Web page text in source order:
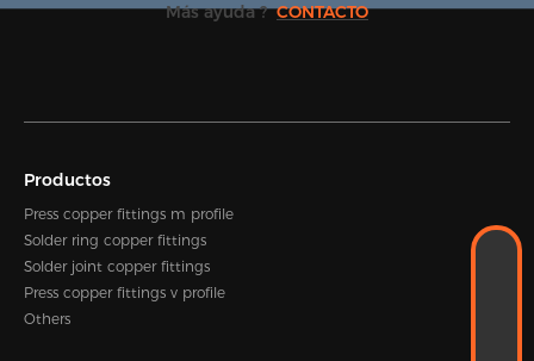
Más ayuda ?CONTACTO
Productos
Press copper fittings m profile
Solder ring copper fittings
Solder joint copper fittings
Press copper fittings v profile
Others
CORREO ELECTRÓNICO